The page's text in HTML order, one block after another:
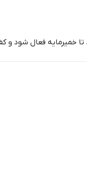
تا خمیرمایه فعال شود و